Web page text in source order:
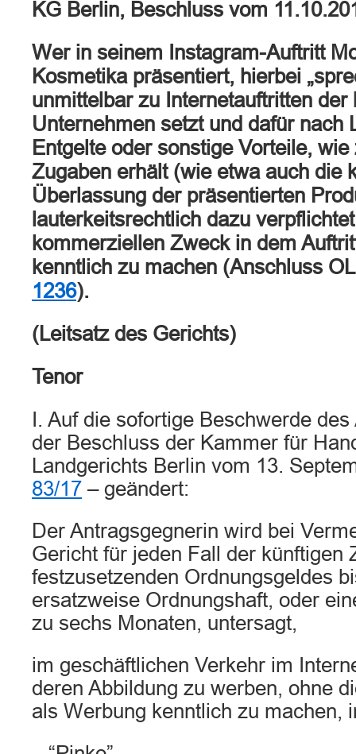
KG Berlin, Beschluss vom
Wer in seinem Instagram-Auftritt
Kosmetika präsentiert, hierbei
unmittelbar zu Internetauftritten der
Unternehmen setzt und dafür nach
Entgelte oder sonstige Vorteile,
Zugaben erhält (wie etwa auch die
Überlassung der präsentierten
lauterkeitsrechtlich dazu
kommerziellen Zweck in dem
kenntlich zu machen (Anschluss
1236).
(Leitsatz des Gerichts)
Tenor
I. Auf die sofortige Beschwerde
der Beschluss der Kammer für
Landgerichts Berlin vom 13.
83/17 – geändert:
Der Antragsgegnerin wird bei
Gericht für jeden Fall der künftigen
festzusetzenden Ordnungsgeldes
ersatzweise Ordnungshaft, oder
zu sechs Monaten, untersagt,
im geschäftlichen Verkehr im
deren Abbildung zu werben, ohne
als Werbung kenntlich zu machen,